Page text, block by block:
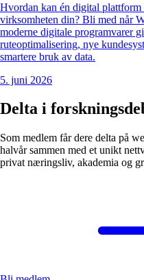
Hvordan kan én digital
virksomheten din? Bli med når
moderne digitale programvarer
ruteoptimalisering, nye
smartere bruk av data.
5. juni 2026
Delta i
Som medlem får dere delta på
halvår sammen med et unikt
privat næringsliv, akademia og